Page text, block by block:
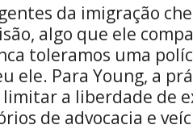
da imigração
algo que ele
toleramos uma
ele. Para Young, a
a liberdade de
de advocacia e